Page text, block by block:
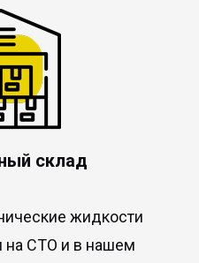
склад
жидкости
на СТО и в нашем